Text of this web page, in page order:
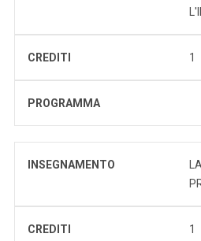
CREDITI 1
PROGRAMMA
INSEGNAMENTO
CREDITI 1